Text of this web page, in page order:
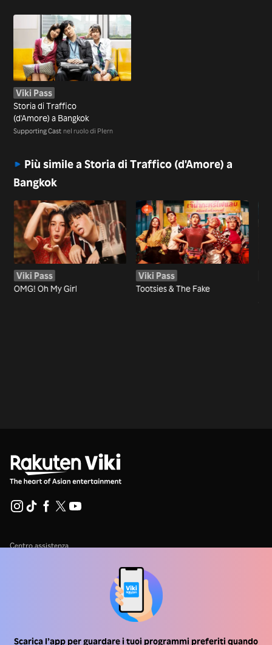
Scarica l’app per guardare i tuoi programmi preferiti quando
Viki Pass
Storia di Traffico
(d'Amore) a Bangkok
Supporting Cast nel ruolo di Plern
Più simile a Storia di Traffico (d'Amore) a
Bangkok
Viki Pass
OMG! Oh My Girl
Viki Pass
Tootsies & The Fake
Centro assistenza